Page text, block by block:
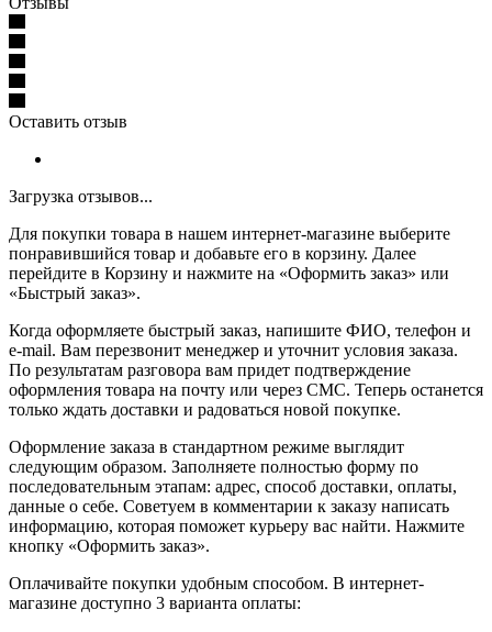
Оставить отзыв
Загрузка отзывов...
Для покупки товара в нашем интернет-магазине выберите
понравившийся товар и добавьте его в корзину. Далее
перейдите в Корзину и нажмите на «Оформить заказ» или
«Быстрый заказ».
Когда оформляете быстрый заказ, напишите ФИО, телефон и
e-mail. Вам перезвонит менеджер и уточнит условия заказа.
По результатам разговора вам придет подтверждение
оформления товара на почту или через СМС. Теперь останется
только ждать доставки и радоваться новой покупке.
Оформление заказа в стандартном режиме выглядит
следующим образом. Заполняете полностью форму по
последовательным этапам: адрес, способ доставки, оплаты,
данные о себе. Советуем в комментарии к заказу написать
информацию, которая поможет курьеру вас найти. Нажмите
кнопку «Оформить заказ».
Оплачивайте покупки удобным способом. В интернет-
магазине доступно 3 варианта оплаты: